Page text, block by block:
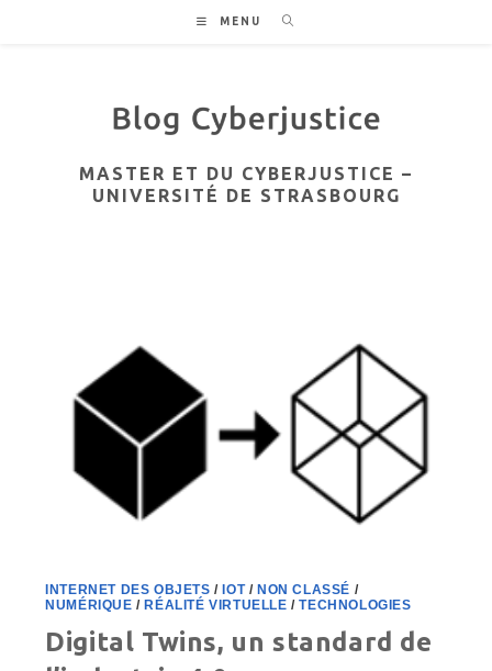
MENU
MASTER ET DU CYBERJUSTICE –
UNIVERSITÉ DE STRASBOURG
INTERNET DES OBJETS / IOT/ NON CLASSÉ /
NUMÉRIQUE / RÉALITÉ VIRTUELLE /TECHNOLOGIES
Digital Twins, un standard de